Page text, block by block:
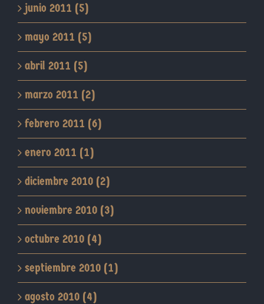
junio 2011 (5)
mayo 2011 (5)
abril 2011 (5)
marzo 2011 (2)
febrero 2011 (6)
enero 2011 (1)
diciembre 2010 (2)
noviembre 2010 (3)
octubre 2010 (4)
septiembre 2010 (1)
agosto 2010 (4)